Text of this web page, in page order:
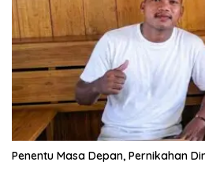
Penentu Masa Depan, Pernikahan